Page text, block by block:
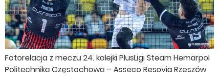
Fotorelacja z meczu 24. kolejki PlusLigi Steam Hemarpol
Politechnika Częstochowa – Asseco Resovia Rzeszów